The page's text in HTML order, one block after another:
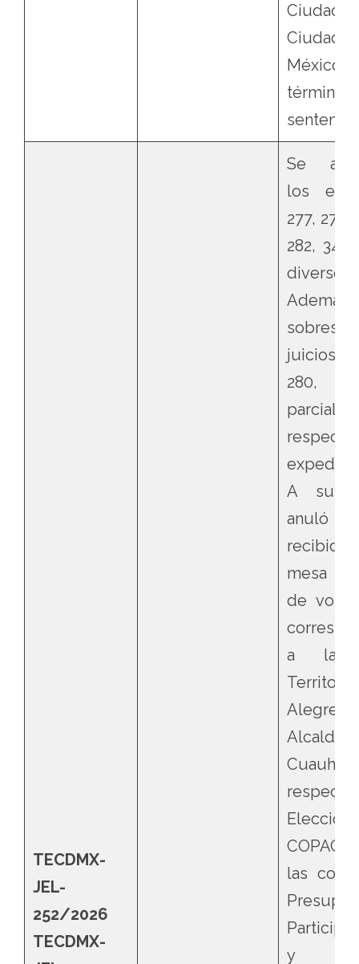
TECDMX-
JEL-
252/2026
TECDMX-
Se
los
277, 278,
282,
juicios
280,
A su
anuló la
mesa
de
a la
Alcaldía
las
y